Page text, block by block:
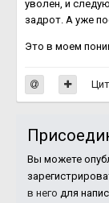
уволен, и
задрот. А уже
Это в моем
Вы можете
в него для